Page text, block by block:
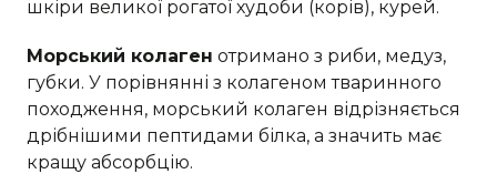
шкіри великої рогатої худоби (корів), курей.
Морський колаген отримано з риби, медуз,
губки. У порівнянні з колагеном тваринного
походження, морський колаген відрізняється
дрібнішими пептидами білка, а значить має
кращу абсорбцію.